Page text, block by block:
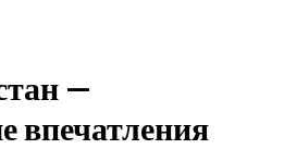
—
впечатления